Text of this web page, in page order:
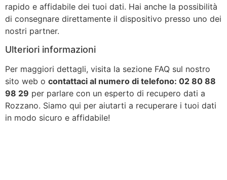
rapido e affidabile dei tuoi dati. Hai anche la possibilità
di consegnare direttamente il dispositivo presso uno dei
nostri partner.
Ulteriori informazioni
Per maggiori dettagli, visita la sezione FAQ sul nostro
sito web o contattaci al numero di telefono: 02 80 88
98 29 per parlare con un esperto di recupero dati a
Rozzano. Siamo qui per aiutarti a recuperare i tuoi dati
in modo sicuro e affidabile!